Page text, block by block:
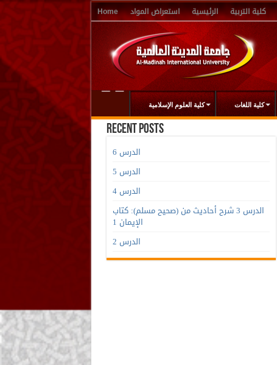
Home استعراض المواد الرئيسية كلية التربية
كلية العلوم الإسلامية كلية اللغات
Recent Posts
الدرس 6
الدرس 5
الدرس 4
الدرس 3 شرح أحاديث من (صحيح مسلم): كتاب
الإيمان 1
الدرس 2